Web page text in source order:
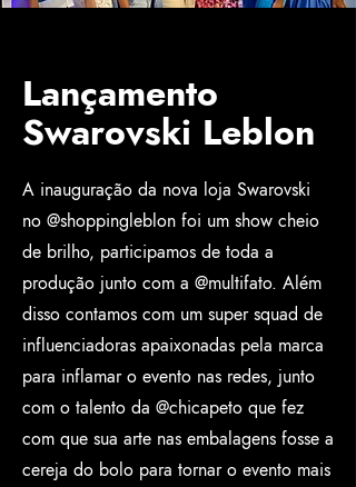
Lançamento
Swarovski Leblon
A inauguração da nova loja Swarovski
no @shoppingleblon foi um show cheio
de brilho, participamos de toda a
produção junto com a @multifato. Além
disso contamos com um super squad de
influenciadoras apaixonadas pela marca
para inflamar o evento nas redes, junto
com o talento da @chicapeto que fez
com que sua arte nas embalagens fosse a
cereja do bolo para tornar o evento mais